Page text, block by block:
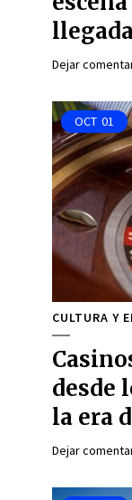
Dejar
OCT 01
CULTURA Y
desde
la era
Dejar